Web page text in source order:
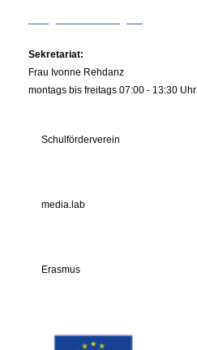
Sekretariat:
Frau Ivonne Rehdanz
montags bis freitags 07:00 - 13:30 Uhr
Schulförderverein
media.lab
Erasmus